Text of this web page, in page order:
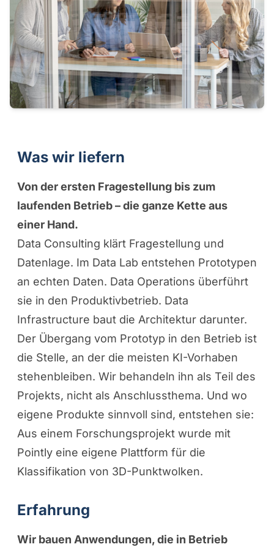
Was wir liefern
Von der ersten Fragestellung bis zum
laufenden Betrieb – die ganze Kette aus
einer Hand.
Data Consulting klärt Fragestellung und
Datenlage. Im Data Lab entstehen Prototypen
an echten Daten. Data Operations überführt
sie in den Produktivbetrieb. Data
Infrastructure baut die Architektur darunter.
Der Übergang vom Prototyp in den Betrieb ist
die Stelle, an der die meisten KI-Vorhaben
stehenbleiben. Wir behandeln ihn als Teil des
Projekts, nicht als Anschlussthema. Und wo
eigene Produkte sinnvoll sind, entstehen sie:
Aus einem Forschungsprojekt wurde mit
Pointly eine eigene Plattform für die
Klassifikation von 3D-Punktwolken.
Erfahrung
Wir bauen Anwendungen, die in Betrieb